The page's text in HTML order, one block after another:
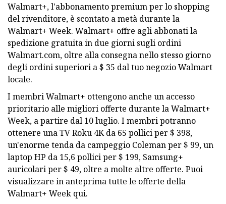
Walmart+, l'abbonamento premium per lo shopping
del rivenditore, è scontato a metà durante la
Walmart+ Week. Walmart+ offre agli abbonati la
spedizione gratuita in due giorni sugli ordini
Walmart.com, oltre alla consegna nello stesso giorno
degli ordini superiori a $ 35 dal tuo negozio Walmart
locale.
I membri Walmart+ ottengono anche un accesso
prioritario alle migliori offerte durante la Walmart+
Week, a partire dal 10 luglio. I membri potranno
ottenere una TV Roku 4K da 65 pollici per $ 398,
un'enorme tenda da campeggio Coleman per $ 99, un
laptop HP da 15,6 pollici per $ 199, Samsung+
auricolari per $ 49, oltre a molte altre offerte. Puoi
visualizzare in anteprima tutte le offerte della
Walmart+ Week qui.